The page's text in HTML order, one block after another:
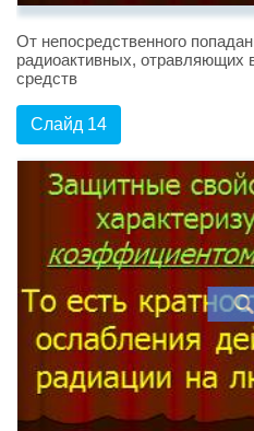
От непосредственного
радиоактивных, отравляющих
средств
Слайд 14